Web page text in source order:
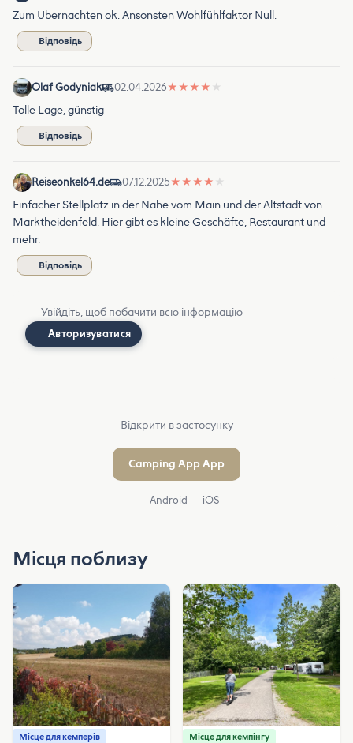
Zum Übernachten ok. Ansonsten Wohlfühlfaktor Null.
Відповідь
Olaf Godyniak 02.04.2026★ ★ ★ ★ ★
Tolle Lage, günstig
Відповідь
Reiseonkel64.de 07.12.2025★ ★ ★ ★ ★
Einfacher Stellplatz in der Nähe vom Main und der Altstadt von
Marktheidenfeld. Hier gibt es kleine Geschäfte, Restaurant und
mehr.
Відповідь
Увійдіть, щоб побачити всю інформацію
Авторизуватися
Відкрити в застосунку
Camping App App
Android iOS
Місця поблизу
Місце для кемперів Місце для кемпінгу